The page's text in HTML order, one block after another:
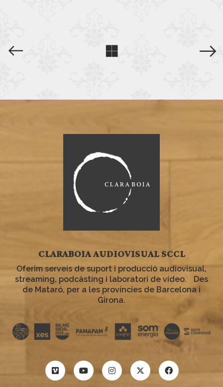
CLARABOIA AUDIOVISUAL SCCL
Oferim serveis de suport i producció audiovisual,
streaming, podcàsting i laboratori de vídeo. Des
de Mataró, per a les províncies de Barcelona i
Girona.